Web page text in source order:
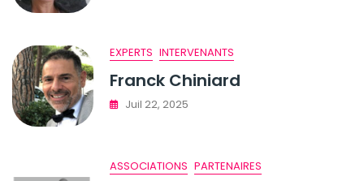
EXPERTS INTERVENANTS
Franck Chiniard
Juil 22, 2025
ASSOCIATIONS PARTENAIRES